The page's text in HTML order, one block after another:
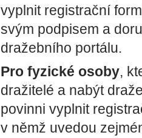
vyplnit registrační
svým podpisem a
dražebního portálu.
Pro fyzické osoby,
dražitelé a nabýt
povinni vyplnit
v němž uvedou